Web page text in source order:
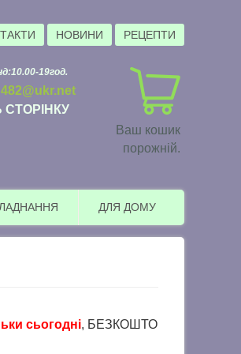
НОВИНИ РЕЦЕПТИ
Ваш кошик
порожній.
19год.
СТОРІНКУ
ДЛЯ ДОМУ
сьогодні, БЕЗКОШТОВНА доставка в